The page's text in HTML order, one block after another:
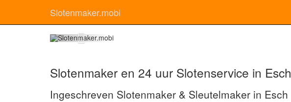
Slotenmaker.mobi
Slotenmaker en 24 uur Slotenservice in Esch
Ingeschreven Slotenmaker & Sleutelmaker in Esch